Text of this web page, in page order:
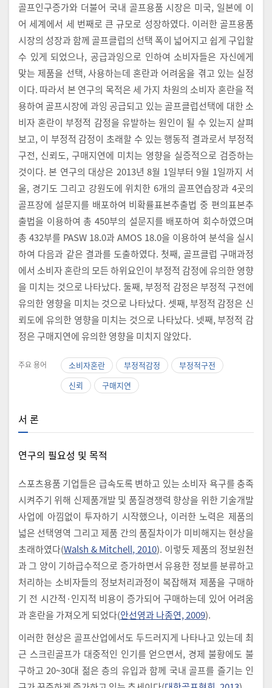
골프인구증가와 더불어 국내 골프용품 시장은 미국, 일본에 이
어 세계에서 세 번째로 큰 규모로 성장하였다. 이러한 골프용품
시장의 성장과 함께 골프클럽의 선택 폭이 넓어지고 쉽게 구입할
수 있게 되었으나, 공급과잉으로 인하여 소비자들은 자신에게
맞는 제품을 선택, 사용하는데 혼란과 어려움을 겪고 있는 실정
이다. 따라서 본 연구의 목적은 세 가지 차원의 소비자 혼란을 적
용하여 골프시장에 과잉 공급되고 있는 골프클럽선택에 대한 소
비자 혼란이 부정적 감정을 유발하는 원인이 될 수 있는지 살펴
보고, 이 부정적 감정이 초래할 수 있는 행동적 결과로서 부정적
구전, 신뢰도, 구매지연에 미치는 영향을 실증적으로 검증하는
것이다. 본 연구의 대상은 2013년 8월 1일부터 9월 1일까지 서
울, 경기도 그리고 강원도에 위치한 6개의 골프연습장과 4곳의
골프장에 설문지를 배포하여 비확률표본추출법 중 편의표본추
출법을 이용하여 총 450부의 설문지를 배포하여 회수하였으며
총 432부를 PASW 18.0과 AMOS 18.0을 이용하여 분석을 실시
하여 다음과 같은 결과를 도출하였다. 첫째, 골프클럽 구매과정
에서 소비자 혼란의 모든 하위요인이 부정적 감정에 유의한 영향
을 미치는 것으로 나타났다. 둘째, 부정적 감정은 부정적 구전에
유의한 영향을 미치는 것으로 나타났다. 셋째, 부정적 감정은 신
뢰도에 유의한 영향을 미치는 것으로 나타났다. 넷째, 부정적 감
정은 구매지연에 유의한 영향을 미치지 않았다.
주요 용어 소비자혼란 부정적감정
부정적구전
신뢰
구매지연
서 론
연구의 필요성 및 목적
스포츠용품 기업들은 급속도록 변하고 있는 소비자 욕구를 충족
시켜주기 위해 신제품개발 및 품질경쟁력 향상을 위한 기술개발
사업에 아낌없이 투자하기 시작했으나, 이러한 노력은 제품의
넓은 선택영역 그리고 제품 간의 품질차이가 미비해지는 현상을
초래하였다(Walsh & Mitchell, 2010). 이렇듯 제품의 정보원천
과 그 양이 기하급수적으로 증가하면서 유용한 정보를 분류하고
처리하는 소비자들의 정보처리과정이 복잡해져 제품을 구매하
기 전 시간적·인지적 비용이 증가되어 구매하는데 있어 어려움
과 혼란을 가져오게 되었다(안선영과 나종연, 2009).
이러한 현상은 골프산업에서도 두드러지게 나타나고 있는데 최
근 스크린골프가 대중적인 인기를 얻으면서, 경제 불황에도 불
구하고 20~30대 젊은 층의 유입과 함께 국내 골프를 즐기는 인